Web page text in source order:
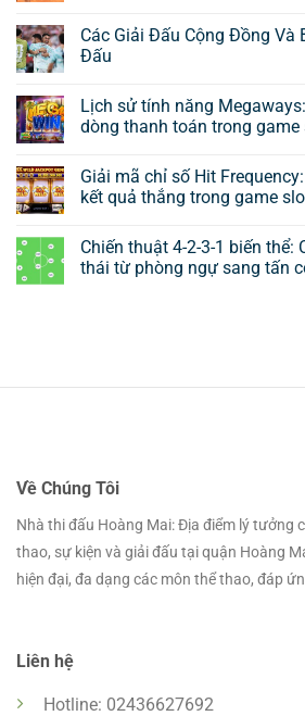
Các Giải Đấu Cộng Đồng Và
Đấu
Lịch sử tính năng
dòng thanh toán trong game
Giải mã chỉ số Hit
kết quả thắng trong game
Chiến thuật 4-2-3-1 biến thể:
thái từ phòng ngự sang tấn
Về Chúng Tôi
Nhà thi đấu Hoàng Mai: Địa điểm lý tưởng
thao, sự kiện và giải đấu tại quận Hoàng
hiện đại, đa dạng các môn thể thao, đáp
Liên hệ
Hotline: 02436627692